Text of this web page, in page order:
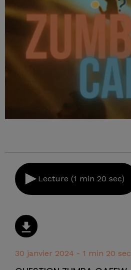
Lecture (1 min 20 sec)
30 janvier 2024 - 1 min 20 sec